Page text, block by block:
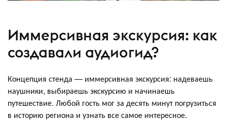
Иммерсивная экскурсия: как
создавали аудиогид?
Концепция стенда — иммерсивная экскурсия: надеваешь
наушники, выбираешь экскурсию и начинаешь
путешествие. Любой гость мог за десять минут погрузиться
в историю региона и узнать все самое интересное.